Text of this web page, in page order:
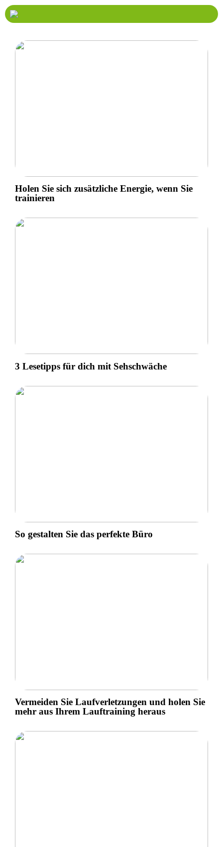
Holen Sie sich zusätzliche Energie, wenn Sie
trainieren
3 Lesetipps für dich mit Sehschwäche
So gestalten Sie das perfekte Büro
Vermeiden Sie Laufverletzungen und holen Sie
mehr aus Ihrem Lauftraining heraus